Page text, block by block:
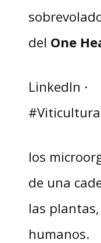
del One
LinkedIn ·
los
de una
las
humanos.